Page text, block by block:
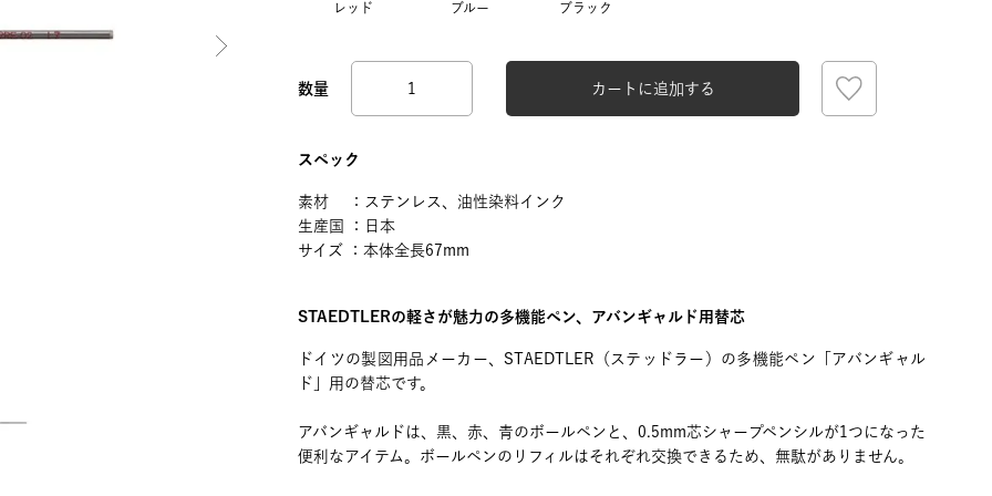
レッド ブルー ブラック
カートに追加する
スペック
素材 ：ステンレス、油性染料インク
生産国 ：日本
サイズ ：本体全長67mm
STAEDTLERの軽さが魅力の多機能ペン、アバンギャルド用替芯
ドイツの製図用品メーカー、STAEDTLER（ステッドラー）の多機能ペン「アバンギャル
ド」用の替芯です。
アバンギャルドは、黒、赤、青のボールペンと、0.5mm芯シャープペンシルが1つになった
便利なアイテム。ボールペンのリフィルはそれぞれ交換できるため、無駄がありません。